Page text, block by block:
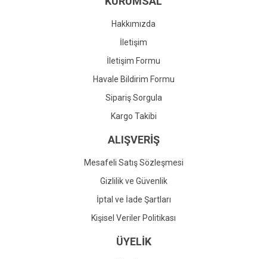
Gönder
Hakkımızda
İletişim
İletişim Formu
Havale Bildirim Formu
Sipariş Sorgula
Kargo Takibi
ALIŞVERİŞ
Mesafeli Satış Sözleşmesi
Gizlilik ve Güvenlik
İptal ve İade Şartları
Kişisel Veriler Politikası
ÜYELİK